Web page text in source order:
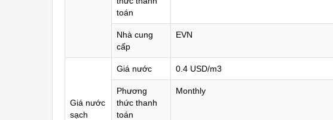
toán
Nhà cung
cấp
EVN
Giá nước
sạch
Giá nước 0.4 USD/m3
Phương
thức thanh
toán
Monthly